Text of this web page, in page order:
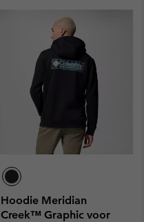
Hoodie Meridian
Creek™ Graphic voor